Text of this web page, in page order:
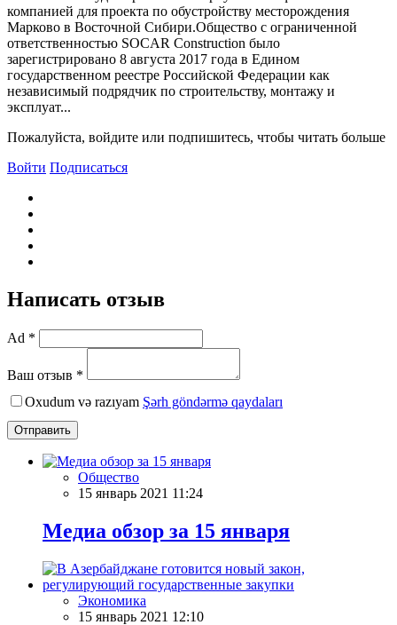
компанией для проекта по обустройству месторождения
Марково в Восточной Сибири.Общество с ограниченной
ответственностью SOCAR Construction было
зарегистрировано 8 августа 2017 года в Едином
государственном реестре Российской Федерации как
независимый подрядчик по строительству, монтажу и
эксплуат...
Пожалуйста, войдите или подпишитесь, чтобы читать больше
Войти Подписаться
Написать отзыв
Ad *
Ваш отзыв *
Oxudum və razıyam Şərh göndərmə qaydaları
Отправить
Общество
15 январь 2021 11:24
Meдиа обзор за 15 января
Экономика
15 январь 2021 12:10